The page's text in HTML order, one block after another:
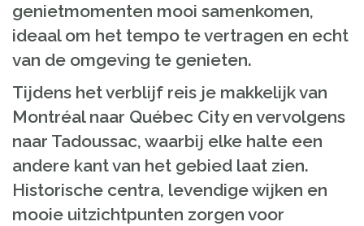
genietmomenten mooi samenkomen,
ideaal om het tempo te vertragen en echt
van de omgeving te genieten.
Tijdens het verblijf reis je makkelijk van
Montréal naar Québec City en vervolgens
naar Tadoussac, waarbij elke halte een
andere kant van het gebied laat zien.
Historische centra, levendige wijken en
mooie uitzichtpunten zorgen voor